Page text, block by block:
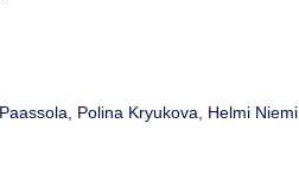
Polina Kryukova, Helmi Niemi.